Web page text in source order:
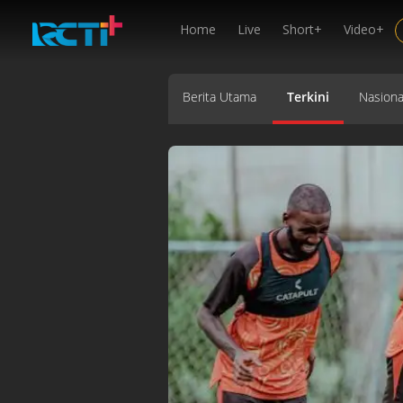
Home Live Short+ Video+
Berita Utama Terkini